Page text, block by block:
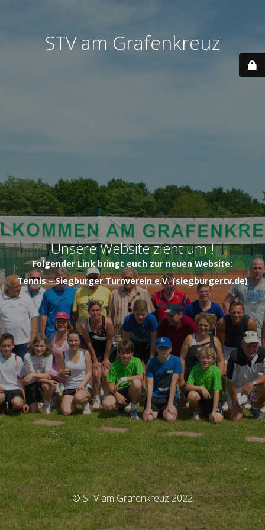
STV am Grafenkreuz
Unsere Website zieht um !
Folgender Link bringt euch zur neuen Website:
Tennis – Siegburger Turnverein e.V. (siegburgertv.de)
© STV am Grafenkreuz 2022